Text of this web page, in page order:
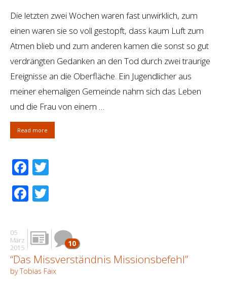
Die letzten zwei Wochen waren fast unwirklich, zum
einen waren sie so voll gestopft, dass kaum Luft zum
Atmen blieb und zum anderen kamen die sonst so gut
verdrängten Gedanken an den Tod durch zwei traurige
Ereignisse an die Oberfläche. Ein Jugendlicher aus
meiner ehemaligen Gemeinde nahm sich das Leben
und die Frau von einem …
Read more
Facebook
Facebook
05
März
2015
10
“Das Missverständnis Missionsbefehl”
by Tobias Faix